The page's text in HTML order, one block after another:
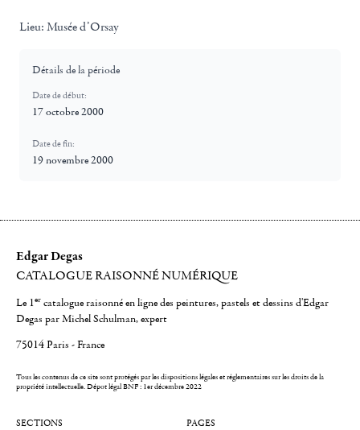
Lieu: Musée d’Orsay
Détails de la période
Date de début:
17 octobre 2000
Date de fin:
19 novembre 2000
Edgar Degas
CATALOGUE RAISONNÉ NUMÉRIQUE
Le 1er catalogue raisonné en ligne des peintures, pastels et dessins d'Edgar
Degas par Michel Schulman, expert
75014 Paris - France
Tous les contenus de ce site sont protégés par les dispositions légales et réglementaires sur les droits de la
propriété intellectuelle.Dépot légal BNF : 1er décembre 2022
SECTIONS PAGES